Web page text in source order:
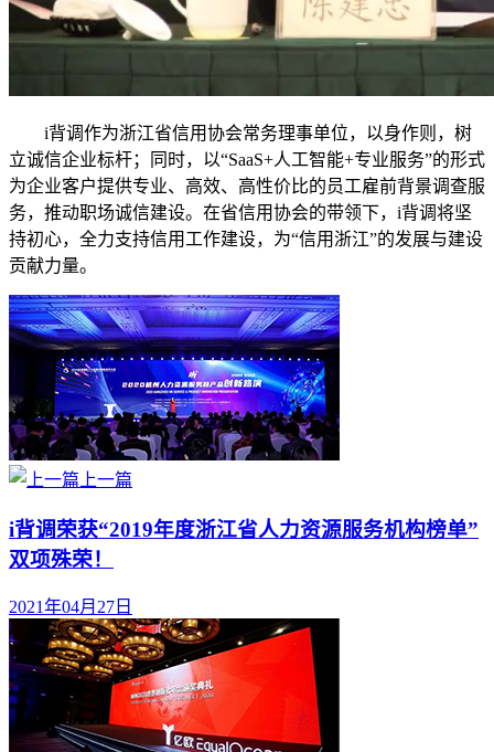
i背调作为浙江省信用协会常务理事单位，以身作则，树
立诚信企业标杆；同时，以“SaaS+人工智能+专业服务”的形式
为企业客户提供专业、高效、高性价比的员工雇前背景调查服
务，推动职场诚信建设。在省信用协会的带领下，i背调将坚
持初心，全力支持信用工作建设，为“信用浙江”的发展与建设
贡献力量。
上一篇
i背调荣获“2019年度浙江省人力资源服务机构榜单”
双项殊荣！
2021年04月27日